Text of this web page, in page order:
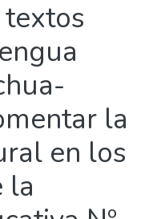
la
en los
la